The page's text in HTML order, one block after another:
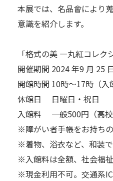
本展では、名品會により
意識を紹介します。
「格式の美 ―丸紅コレク
開催期間 2024 年9 月 25
開館時間 10時～17時（入
休館日 日曜日・祝日
入館料 一般500円（高校
※障がい者手帳をお持ち
※着物、浴衣など、和装
※入館料は全額、社会福
※現金利用不可。交通系